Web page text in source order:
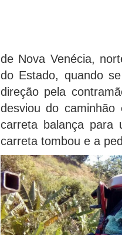
de Nova Venécia,
do Estado, quando
direção pela
desviou do
carreta balança
carreta tombou e a